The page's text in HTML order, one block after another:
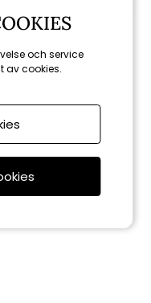
Brafab
7 821 kr
och service
av cookies.